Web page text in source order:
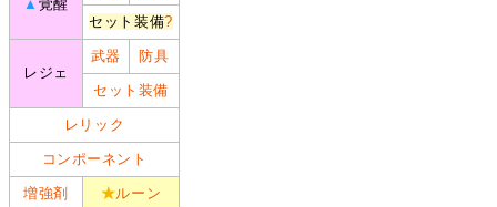
▲ 覚醒
セット装備?
レジェ
武器 防具
セット装備
レリック
コンポーネント
増強剤 ★ルーン